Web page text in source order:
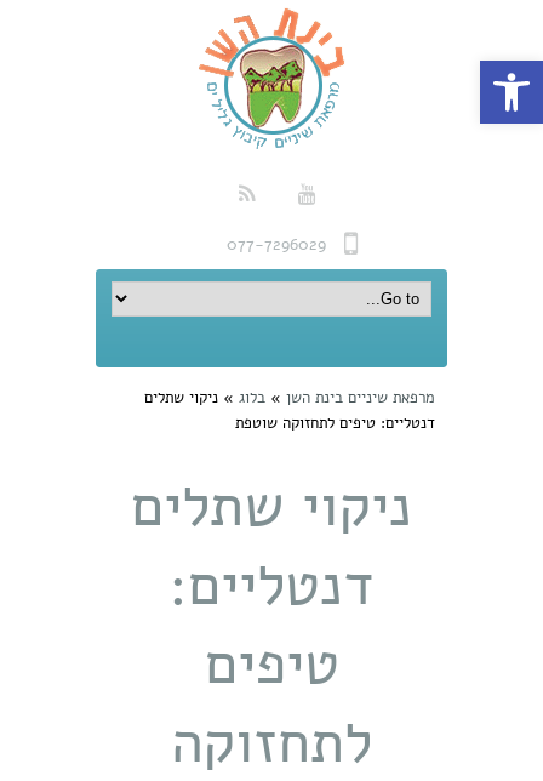
פתח סרגל נגישות
077-7296029
מרפאת שיניים בינת השן » בלוג » ניקוי שתלים
דנטליים: טיפים לתחזוקה שוטפת
ניקוי שתלים
דנטליים:
טיפים
לתחזוקה